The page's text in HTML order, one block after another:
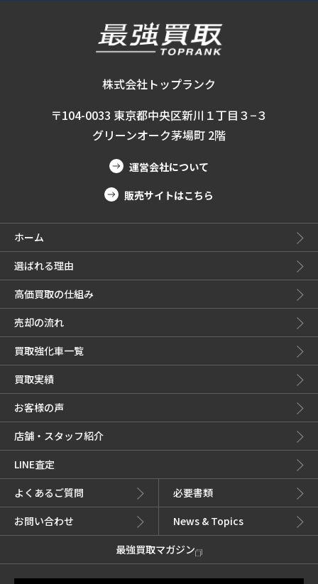
株式会社トップランク
〒104-0033 東京都中央区新川１丁目３−３
グリーンオーク茅場町 2階
運営会社について
販売サイトはこちら
ホーム
選ばれる理由
高価買取の仕組み
売却の流れ
買取強化車一覧
買取実績
お客様の声
店舗・スタッフ紹介
LINE査定
よくあるご質問
必要書類
お問い合わせ
News & Topics
最強買取マガジン